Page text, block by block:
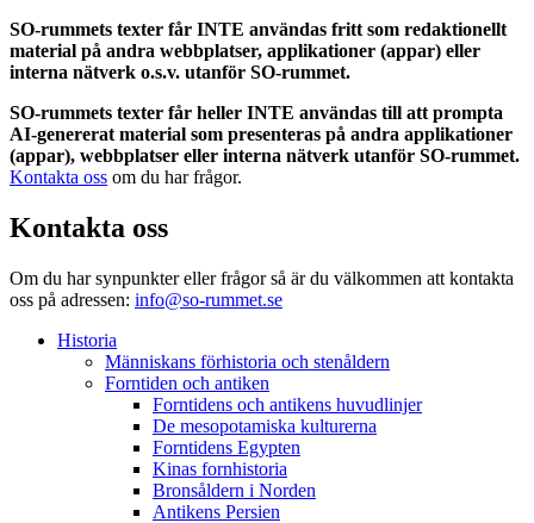
SO-rummets texter får INTE användas fritt som redaktionellt
material på andra webbplatser, applikationer (appar) eller
interna nätverk o.s.v. utanför SO-rummet.
SO-rummets texter får heller INTE användas till att prompta
AI-genererat material som presenteras på andra applikationer
(appar), webbplatser eller interna nätverk utanför SO-rummet.
Kontakta oss om du har frågor.
Kontakta oss
Om du har synpunkter eller frågor så är du välkommen att kontakta
oss på adressen: info@so-rummet.se
Historia
Människans förhistoria och stenåldern
Forntiden och antiken
Forntidens och antikens huvudlinjer
De mesopotamiska kulturerna
Forntidens Egypten
Kinas fornhistoria
Bronsåldern i Norden
Antikens Persien